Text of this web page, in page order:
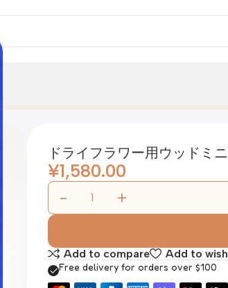
ドライフラワー用ウッドミ
¥1,580.00
Add to compare
Add to
Free delivery for orders over $100